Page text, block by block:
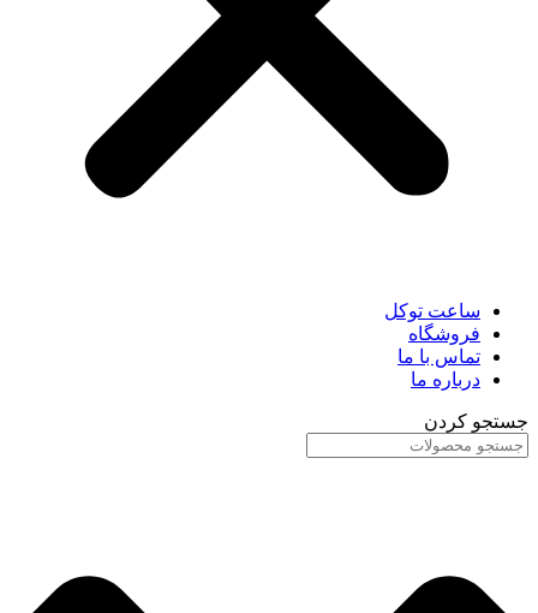
ساعت توکل
فروشگاه
تماس با ما
درباره ما
جستجو کردن